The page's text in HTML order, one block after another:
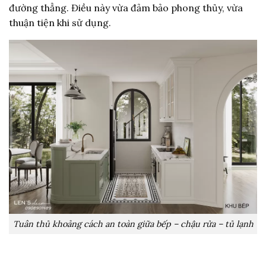
đường thẳng. Điều này vừa đảm bảo phong thủy, vừa
thuận tiện khi sử dụng.
Tuân thủ khoảng cách an toàn giữa bếp – chậu rửa – tủ lạnh